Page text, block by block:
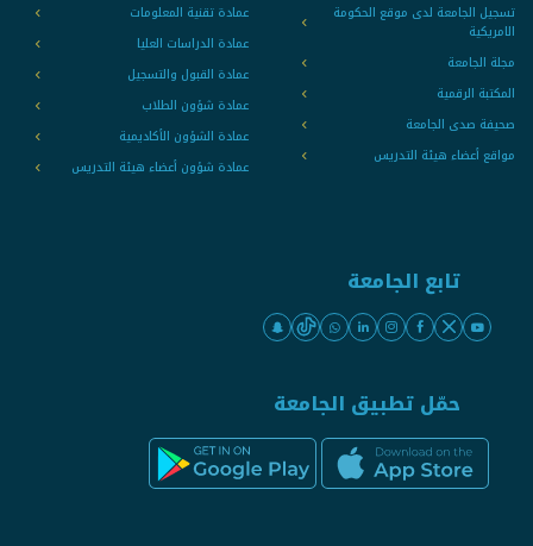
تسجيل الجامعة لدى موقع الحكومة
الامريكية
مجلة الجامعة
المكتبة الرقمية
صحيفة صدى الجامعة
مواقع أعضاء هيئة التدريس
عمادة تقنية المعلومات
عمادة الدراسات العليا
عمادة القبول والتسجيل
عمادة شؤون الطلاب
عمادة الشؤون الأكاديمية
عمادة شؤون أعضاء هيئة التدريس
تابع الجامعة
حمّل تطبيق الجامعة